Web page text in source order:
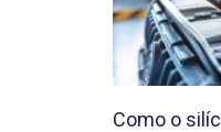
Como o